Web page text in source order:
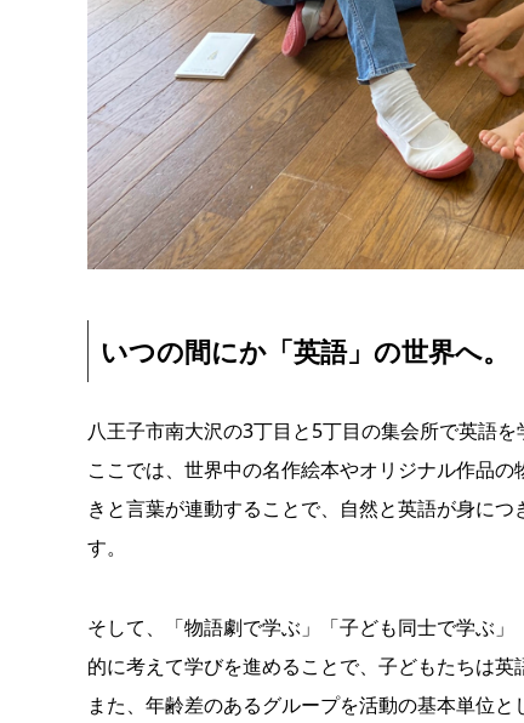
いつの間にか「英語」の世界へ。
八王子市南大沢の3丁目と5丁目の集会所で英語を
ここでは、世界中の名作絵本やオリジナル作品
きと言葉が連動することで、自然と英語が身に
す。
そして、「物語劇で学ぶ」「子ども同士で学ぶ
的に考えて学びを進めることで、子どもたちは英
また、年齢差のあるグループを活動の基本単位